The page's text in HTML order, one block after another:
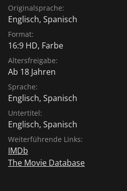
Originalsprache:
Englisch, Spanisch
Format:
16:9 HD, Farbe
Altersfreigabe:
Ab 18 Jahren
Sprache:
Englisch, Spanisch
Untertitel:
Englisch, Spanisch
Weiterführende Links:
IMDb
The Movie Database